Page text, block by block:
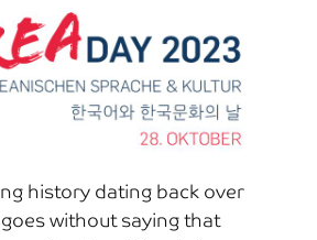
history dating back over
without saying that